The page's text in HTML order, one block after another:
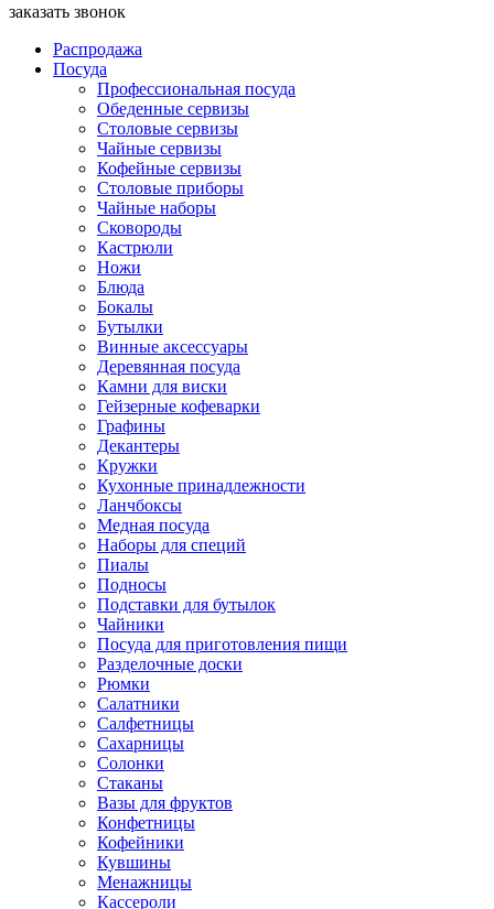
заказать звонок
Распродажа
Посуда
Профессиональная посуда
Обеденные сервизы
Столовые сервизы
Чайные сервизы
Кофейные сервизы
Столовые приборы
Чайные наборы
Сковороды
Кастрюли
Ножи
Блюда
Бокалы
Бутылки
Винные аксессуары
Деревянная посуда
Камни для виски
Гейзерные кофеварки
Графины
Декантеры
Кружки
Кухонные принадлежности
Ланчбоксы
Медная посуда
Наборы для специй
Пиалы
Подносы
Подставки для бутылок
Чайники
Посуда для приготовления пищи
Разделочные доски
Рюмки
Салатники
Салфетницы
Сахарницы
Солонки
Стаканы
Вазы для фруктов
Конфетницы
Кофейники
Кувшины
Менажницы
Кассероли